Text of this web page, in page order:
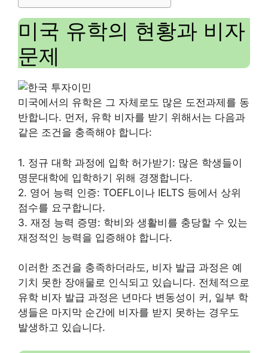
미국 유학의 현황과 비자
문제
미국에서의 유학은 그 자체로도 많은 도전과제를 동
반합니다. 먼저, 유학 비자를 받기 위해서는 다음과
같은 조건을 충족해야 합니다:
1. 정규 대학 과정에 입학 허가받기: 많은 학생들이
명문대학에 입학하기 위해 경쟁합니다.
2. 영어 능력 인증: TOEFL이나 IELTS 등에서 상위
점수를 요구합니다.
3. 재정 능력 증명: 학비와 생활비를 충당할 수 있는
재정적인 능력을 입증해야 합니다.
이러한 조건을 충족하더라도, 비자 발급 과정은 예
기치 못한 장애물로 인식되고 있습니다. 전체적으로
유학 비자 발급 과정은 년마다 변동성이 커, 일부 학
생들은 마지막 순간에 비자를 받지 못하는 경우도
발생하고 있습니다.